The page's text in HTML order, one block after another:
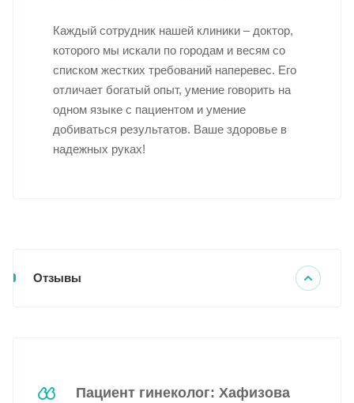
Каждый сотрудник нашей клиники – доктор,
которого мы искали по городам и весям со
списком жестких требований наперевес. Его
отличает богатый опыт, умение говорить на
одном языке с пациентом и умение
добиваться результатов. Ваше здоровье в
надежных руках!
Отзывы
Пациент гинеколог: Хафизова